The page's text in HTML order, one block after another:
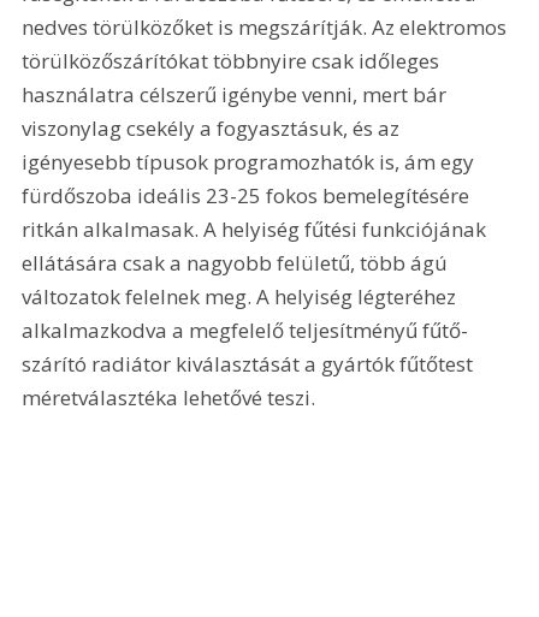
nedves törülközőket is megszárítják. Az elektromos
törülközőszárítókat többnyire csak időleges
használatra célszerű igénybe venni, mert bár
viszonylag csekély a fogyasztásuk, és az
igényesebb típusok programozhatók is, ám egy
fürdőszoba ideális 23-25 fokos bemelegítésére
ritkán alkalmasak. A helyiség fűtési funkciójának
ellátására csak a nagyobb felületű, több ágú
változatok felelnek meg. A helyiség légteréhez
alkalmazkodva a megfelelő teljesítményű fűtő-
szárító radiátor kiválasztását a gyártók fűtőtest
méretválasztéka lehetővé teszi.